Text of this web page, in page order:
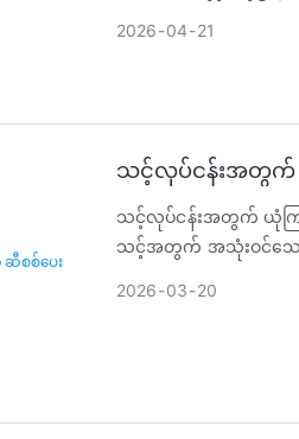
2026 04 21
သင့်လုပ်ငန်းအတွက်
သင့်လုပ်ငန်းအတွက် ယုံကြည်
သင့်အတွက် အသုံးဝင်သော
2026 03 20